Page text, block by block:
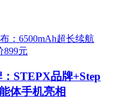
STEPX品牌+Step
体手机亮相